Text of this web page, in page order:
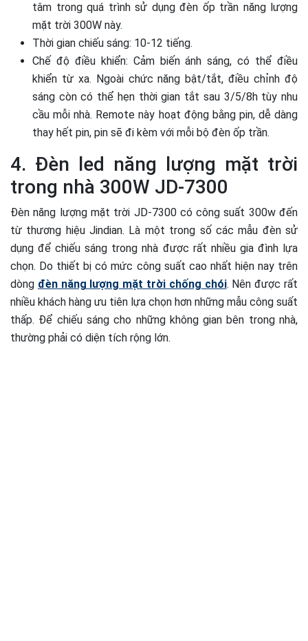
tâm trong quá trình sử dụng đèn ốp trần năng lượng
mặt trời 300W này.
Thời gian chiếu sáng: 10-12 tiếng.
Chế độ điều khiển: Cảm biến ánh sáng, có thể điều
khiển từ xa. Ngoài chức năng bật/tắt, điều chỉnh độ
sáng còn có thể hẹn thời gian tắt sau 3/5/8h tùy nhu
cầu mỗi nhà. Remote này hoạt động bằng pin, dễ dàng
thay hết pin, pin sẽ đi kèm với mỗi bộ đèn ốp trần.
4. Đèn led năng lượng mặt trời
trong nhà 300W JD-7300
Đèn năng lượng mặt trời JD-7300 có công suất 300w đến
từ thương hiệu Jindian. Là một trong số các mẫu đèn sử
dụng để chiếu sáng trong nhà được rất nhiều gia đình lựa
chọn. Do thiết bị có mức công suất cao nhất hiện nay trên
dòng đèn năng lượng mặt trời chống chói. Nên được rất
nhiều khách hàng ưu tiên lựa chọn hơn những mẫu công suất
thấp. Để chiếu sáng cho những không gian bên trong nhà,
thường phải có diện tích rộng lớn.